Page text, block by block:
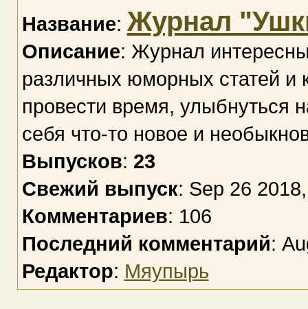
Название: Журнал
Описание: Журнал
различных юморных статей
провести время, улыбнуться
себя что-то новое и
Выпусков: 23
Свежий выпуск: Sep 26
Комментариев: 106
Последний комментарий:
Редактор: Мяупырь